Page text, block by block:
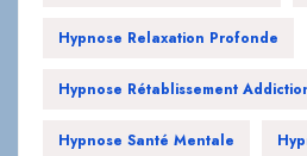
Hypnose Relaxation Profonde
Hypnose Rétablissement
Hypnose Santé Mentale